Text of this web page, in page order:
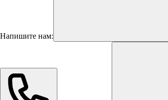
Напишите нам: